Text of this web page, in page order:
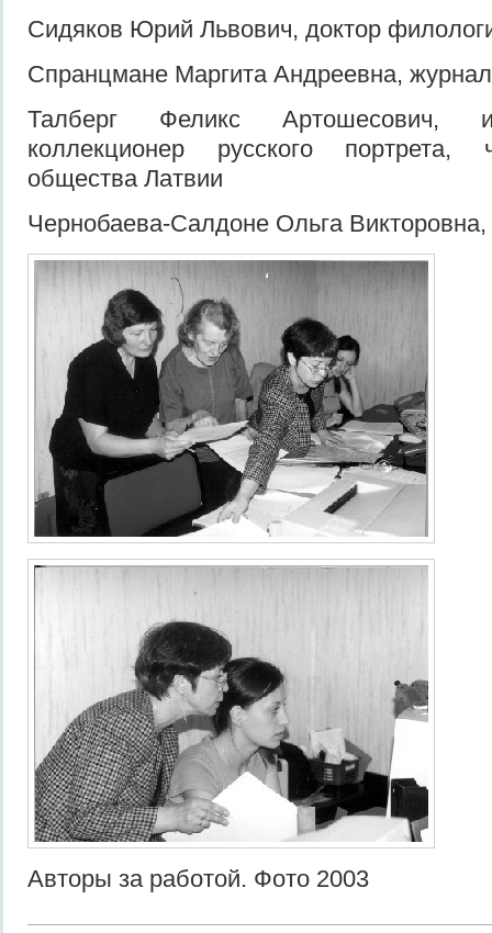
Сидяков Юрий Львович, доктор
Спранцмане Маргита Андреевна,
Талберг Феликс Артошесович,
коллекционер русского портрета,
общества Латвии
Чернобаева-Салдоне Ольга
Авторы за работой. Фото 2003